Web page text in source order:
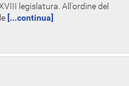
legislatura. All'ordine del
[...continua]